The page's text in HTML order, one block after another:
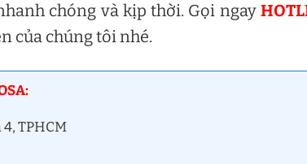
chóng và kịp thời. Gọi ngay
của chúng tôi nhé.
TPHCM